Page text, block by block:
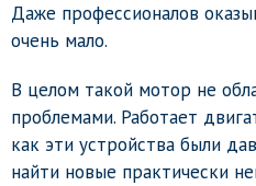
Даже профессионалов
очень мало.
В целом такой мотор не
проблемами. Работает
как эти устройства были
найти новые практически